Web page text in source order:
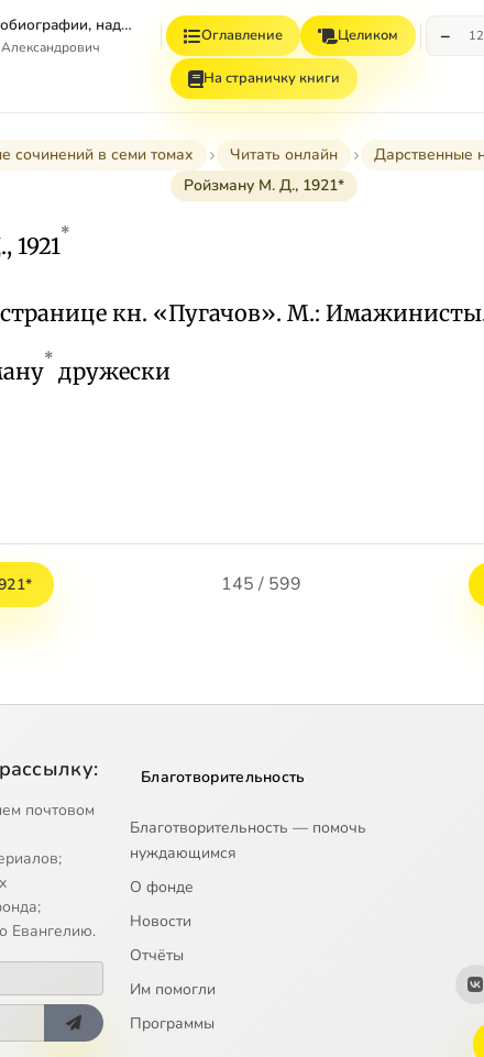
Том 7. Книга 1. Автобиографии, надписи и др Оглавление Целиком −
На страничку книги
сочинений в семи томах Читать онлайн Дарственные
Ройзману М. Д., 1921*
1921*
кн. «Пугачов». М.: Имажинисты.
* дружески
145 / 599
почтовом
Евангелию.
Благотворительность
Благотворительность — помочь
нуждающимся
О фонде
Новости
Отчёты
Им помогли
Программы